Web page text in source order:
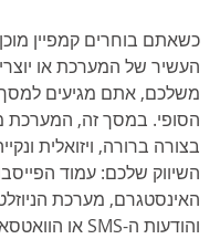
כשאתם בוחרים קמפיין
העשיר של המערכת או
משלכם, אתם מגיעים
הסופי. במסך זה, המערכת
בצורה ברורה, ויזואלית
השיווק שלכם: עמוד
האינסטגרם, מערכת
והודעות ה-SMS או הוואטסאפ.